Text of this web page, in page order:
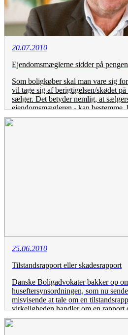
20.07.2010
Ejendomsmæglerne sidder på pengen
Som boligkøber skal man vare sig
vil tage sig af berigtigelsen/skødet
sælger. Det betyder nemlig, at
ejendomsmægleren - kan bestemme,
endelig og frigive købers penge til
sætte ræven til at vogte gæs!
25.06.2010
Tilstandsrapport eller skadesrapport
Danske Boligadvokater bakker op
huseftersynsordningen, som nu
misvisende at tale om en
virkeligheden handler om en rapport
siger Jan Schøtt-Petersen, formand